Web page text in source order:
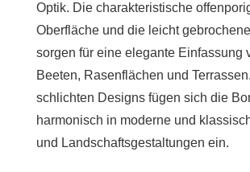
Optik. Die charakteristische
Oberfläche und die leicht
sorgen für eine elegante Einfassung
Beeten, Rasenflächen und
schlichten Designs fügen sich die
harmonisch in moderne und
und Landschaftsgestaltungen ein.